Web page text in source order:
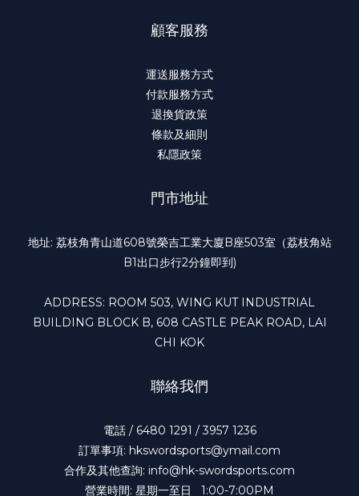
顧客服務
運送服務方式
付款服務方式
退換貨政策
條款及細則
私隱政策
門市地址
地址: 荔枝角青山道608號榮吉工業大廈B座503室（荔枝角站
B1出口步行2分鐘即到)
ADDRESS: ROOM 503, WING KUT INDUSTRIAL
BUILDING BLOCK B, 608 CASTLE PEAK ROAD, LAI
CHI KOK
聯絡我們
電話 / 6480 1291 / 3957 1236
訂單事項: hkswordsports@ymail.com
合作及其他查詢: info@hk-swordsports.com
營業時間: 星期一至日 1:00-7:00PM